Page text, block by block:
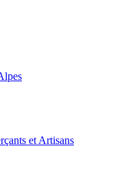
et Artisans